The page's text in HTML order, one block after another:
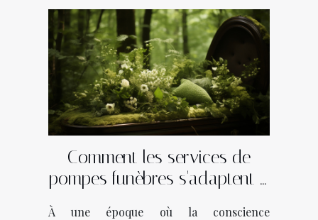
Comment les services de
pompes funèbres s'adaptent à
À une époque où la conscience